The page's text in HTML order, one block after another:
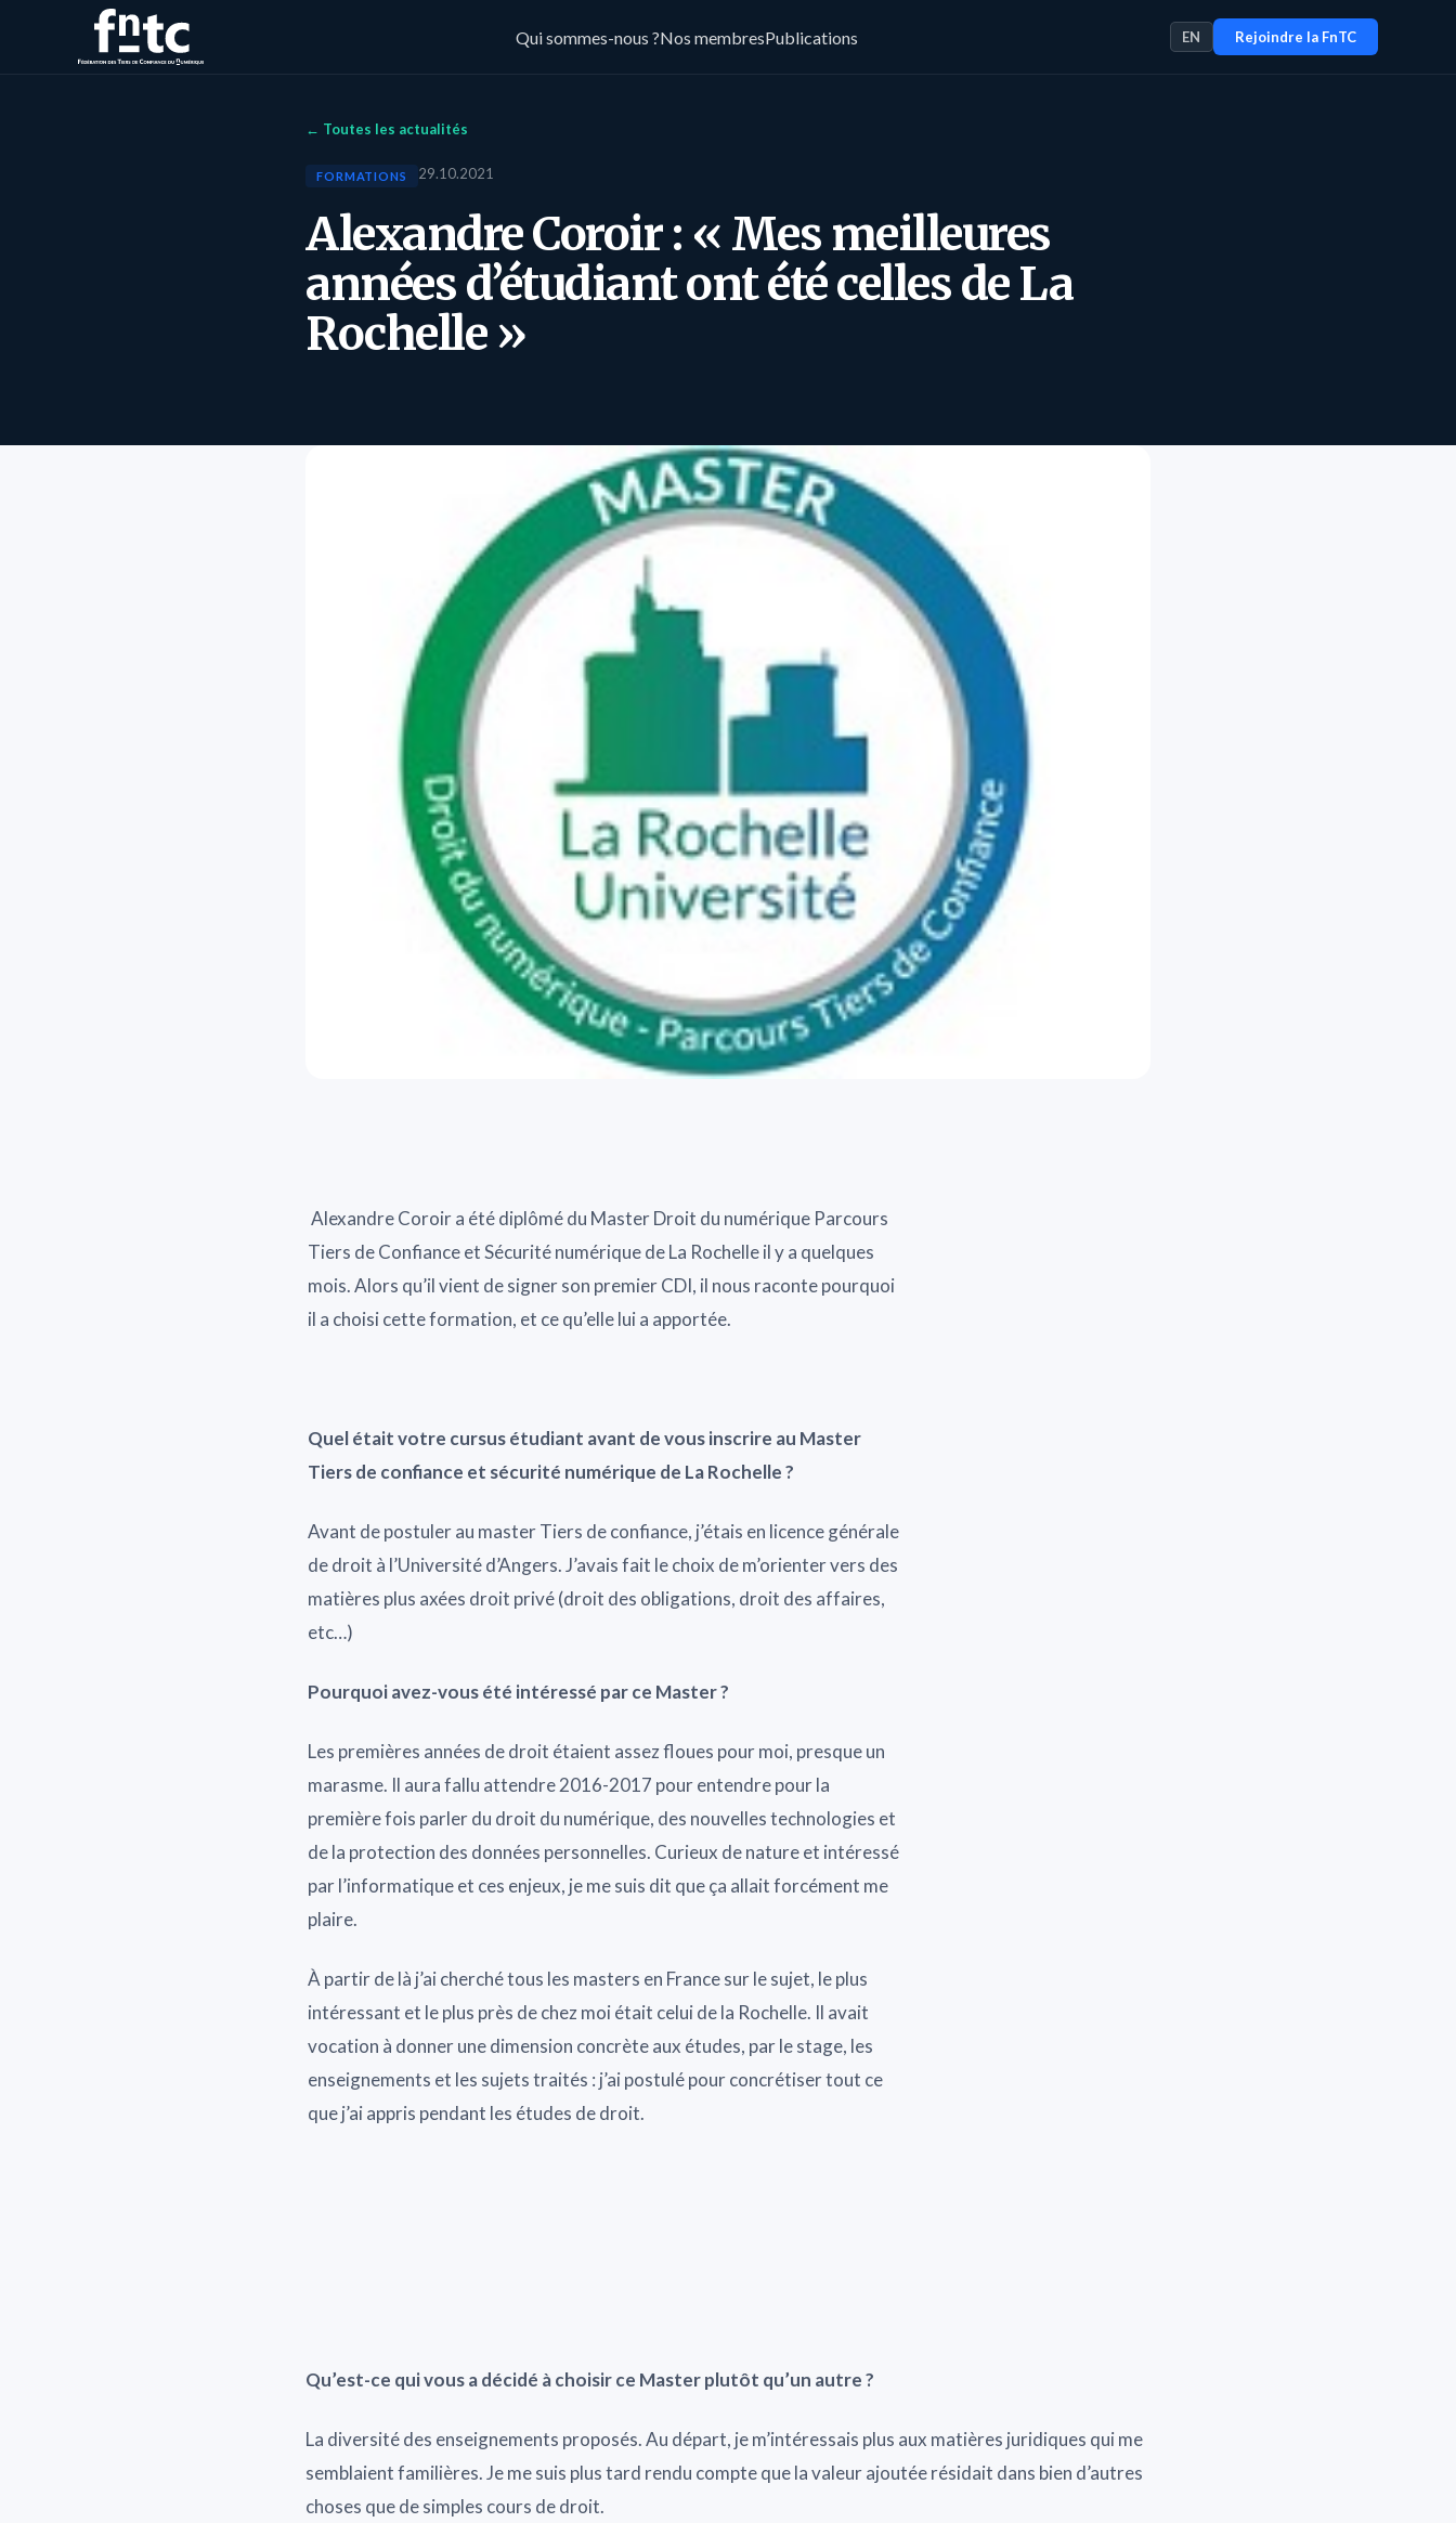
Qui sommes-nous ?Nos membresPublications EN Rejoindre la FnTC
← Toutes les actualités
FORMATIONS 29.10.2021
Alexandre Coroir : « Mes meilleures
années d’étudiant ont été celles de La
Rochelle »
Alexandre Coroir a été diplômé du Master Droit du numérique Parcours
Tiers de Confiance et Sécurité numérique de La Rochelle il y a quelques
mois. Alors qu’il vient de signer son premier CDI, il nous raconte pourquoi
il a choisi cette formation, et ce qu’elle lui a apportée.
Quel était votre cursus étudiant avant de vous inscrire au Master
Tiers de confiance et sécurité numérique de La Rochelle ?
Avant de postuler au master Tiers de confiance, j’étais en licence générale
de droit à l’Université d’Angers. J’avais fait le choix de m’orienter vers des
matières plus axées droit privé (droit des obligations, droit des affaires,
etc…)
Pourquoi avez-vous été intéressé par ce Master ?
Les premières années de droit étaient assez floues pour moi, presque un
marasme. Il aura fallu attendre 2016-2017 pour entendre pour la
première fois parler du droit du numérique, des nouvelles technologies et
de la protection des données personnelles. Curieux de nature et intéressé
par l’informatique et ces enjeux, je me suis dit que ça allait forcément me
plaire.
À partir de là j’ai cherché tous les masters en France sur le sujet, le plus
intéressant et le plus près de chez moi était celui de la Rochelle. Il avait
vocation à donner une dimension concrète aux études, par le stage, les
enseignements et les sujets traités : j’ai postulé pour concrétiser tout ce
que j’ai appris pendant les études de droit.
Qu’est-ce qui vous a décidé à choisir ce Master plutôt qu’un autre ?
La diversité des enseignements proposés. Au départ, je m’intéressais plus aux matières juridiques qui me
semblaient familières. Je me suis plus tard rendu compte que la valeur ajoutée résidait dans bien d’autres
choses que de simples cours de droit.